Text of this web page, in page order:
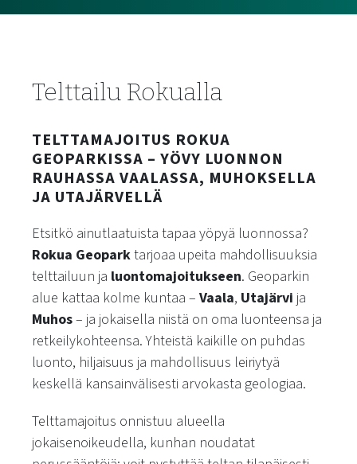
Telttailu Rokualla
TELTTAMAJOITUS ROKUA
GEOPARKISSA – YÖVY LUONNON
RAUHASSA VAALASSA, MUHOKSELLA
JA UTAJÄRVELLÄ
Etsitkö ainutlaatuista tapaa yöpyä luonnossa?
Rokua Geoparktarjoaa upeita mahdollisuuksia
telttailuun ja luontomajoitukseen. Geoparkin
alue kattaa kolme kuntaa – Vaala, Utajärvi ja
Muhos– ja jokaisella niistä on oma luonteensa ja
retkeilykohteensa. Yhteistä kaikille on puhdas
luonto, hiljaisuus ja mahdollisuus leiriytyä
keskellä kansainvälisesti arvokasta geologiaa.
Telttamajoitus onnistuu alueella
jokaisenoikeudella, kunhan noudatat